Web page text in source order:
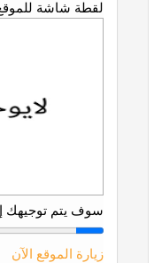
لقطة شاشة للموقع
سوف يتم توجيهك إلى
زيارة الموقع الآن